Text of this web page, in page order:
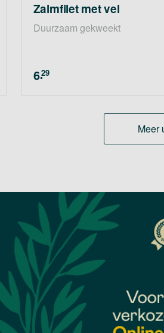
Zalmfilet met vel
Duurzaam gekweekt
6.
29
Meer